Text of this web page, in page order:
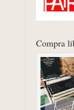
Compra